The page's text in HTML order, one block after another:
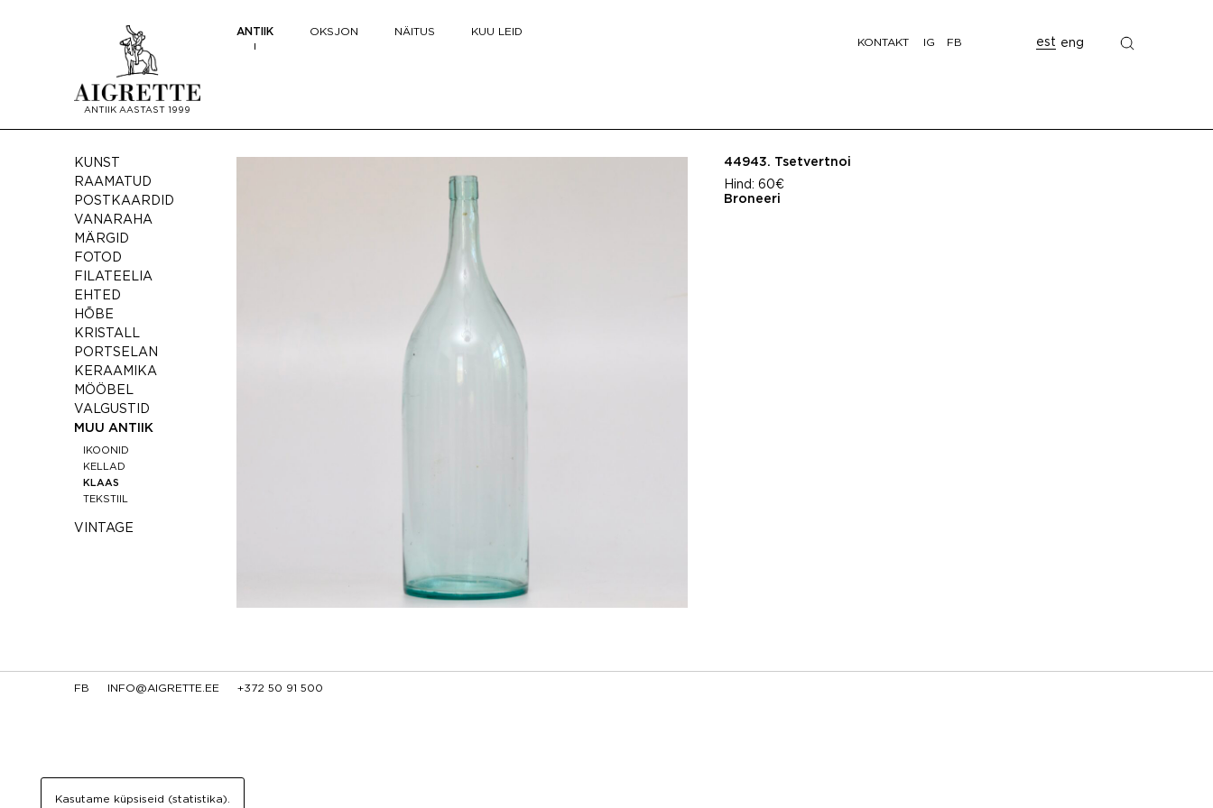
ANTIIK AASTAST 1999
ANTIIK OKSJON NÄITUS
KUU LEID
KONTAKT
IG FB est eng
KUNST
RAAMATUD
POSTKAARDID
VANARAHA
MÄRGID
FOTOD
FILATEELIA
EHTED
HÕBE
KRISTALL
PORTSELAN
KERAAMIKA
MÖÖBEL
VALGUSTID
MUU ANTIIK
IKOONID
KELLAD
KLAAS
TEKSTIIL
VINTAGE
44943. Tsetvertnoi
Hind: 60€
Broneeri
FB INFO@AIGRETTE.EE +372 50 91 500
Kasutame küpsiseid (statistika).